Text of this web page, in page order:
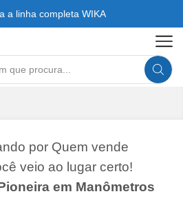
a linha completa WIKA
Search
por Quem vende
veio ao lugar certo!
em Manômetros